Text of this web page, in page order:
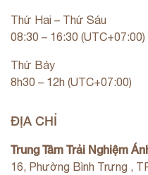
Thứ Hai – Thứ Sáu
08:30 – 16:30 (UTC+07:00)
Thứ Bảy
8h30 – 12h (UTC+07:00)
ĐỊA CHỈ
Trung Tâm Trải Nghiệm
16, Phường Bình Trưng ,